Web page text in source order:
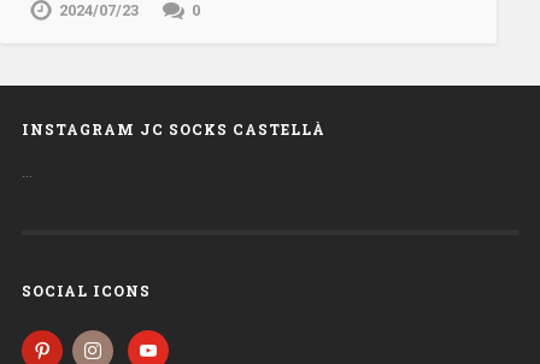
2024/07/23 0
INSTAGRAM JC SOCKS CASTELLÀ
…
SOCIAL ICONS